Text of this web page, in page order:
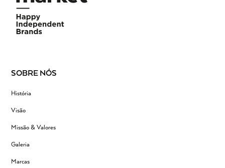
SOBRE NÓS
História
Visão
Missão & Valores
Galeria
Marcas